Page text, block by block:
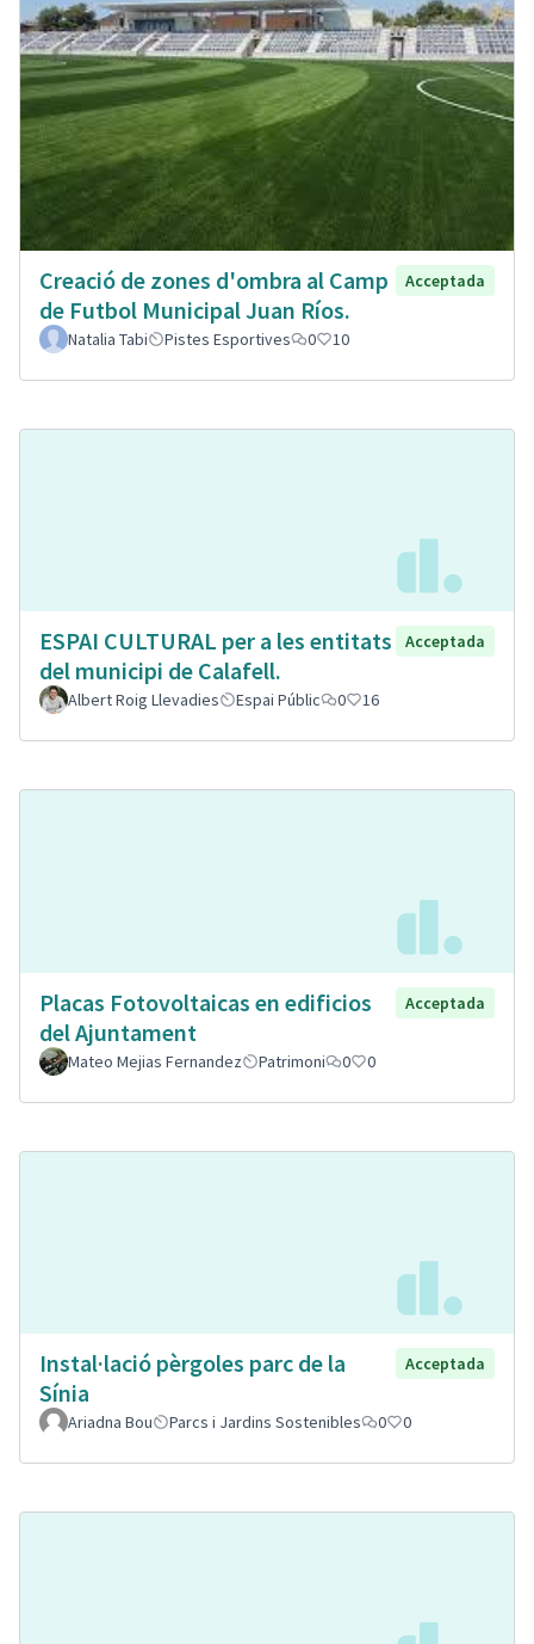
Creació de zones d'ombra al Camp
de Futbol Municipal Juan Ríos.
Acceptada
Natalia Tabi Pistes Esportives 0 10
ESPAI CULTURAL per a les entitats
del municipi de Calafell.
Acceptada
Albert Roig Llevadies Espai Públic 0 16
Placas Fotovoltaicas en edificios
del Ajuntament
Acceptada
Mateo Mejias Fernandez Patrimoni 0 0
Instal·lació pèrgoles parc de la
Sínia
Acceptada
Ariadna Bou Parcs i Jardins Sostenibles 0 0